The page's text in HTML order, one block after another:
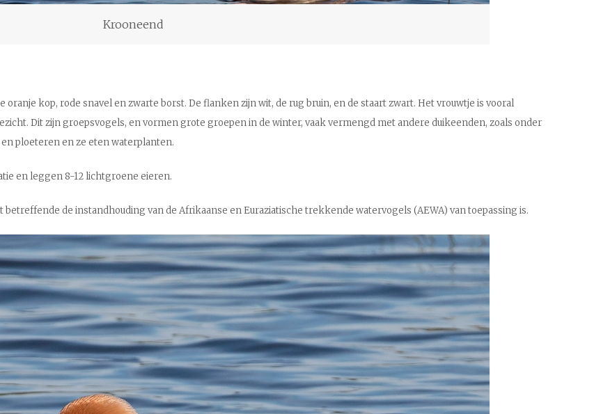
Krooneend
kop, rode snavel en zwarte borst. De flanken zijn wit, de rug bruin, en de staart zwart. Het vrouwtje is vooral
Dit zijn groepsvogels, en vormen grote groepen in de winter, vaak vermengd met andere duikeenden, zoals onder
ploeteren en ze eten waterplanten.
en leggen 8-12 lichtgroene eieren.
de instandhouding van de Afrikaanse en Euraziatische trekkende watervogels (AEWA) van toepassing is.